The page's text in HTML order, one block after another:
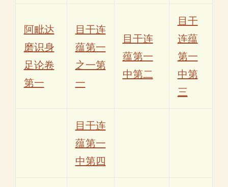
阿毗达
磨识身
足论卷
第一
目干连
蕴第一
之一第
一
目干连
蕴第一
中第二
目干
连蕴
第一
中第
三
目干连
蕴第一
中第四